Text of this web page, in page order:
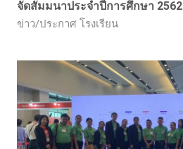
จัดสัมมนาประจำปีการศึกษา 2562
ข่าว/ประกาศ โรงเรียน